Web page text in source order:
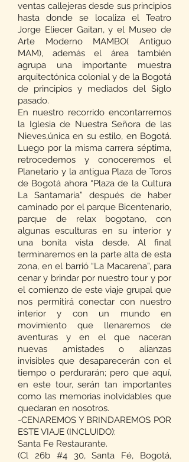
ventas callejeras desde sus principios
hasta donde se localiza el Teatro
Jorge Eliecer Gaitan, y el Museo de
Arte Moderno MAMBO( Antiguo
MAM), además el área también
agrupa una importante muestra
arquitectónica colonial y de la Bogotá
de principios y mediados del Siglo
pasado.
En nuestro recorrido encontarremos
la Iglesia de Nuestra Señora de las
Nieves,única en su estilo, en Bogotá.
Luego por la misma carrera séptima,
retrocedemos y conoceremos el
Planetario y la antigua Plaza de Toros
de Bogotá ahora “Plaza de la Cultura
La Santamaría” después de haber
caminado por el parque Bicentenario,
parque de relax bogotano, con
algunas esculturas en su interior y
una bonita vista desde. Al final
terminaremos en la parte alta de esta
zona, en el barrió “La Macarena”, para
cenar y brindar por nuestro tour y por
el comienzo de este viaje grupal que
nos permitirá conectar con nuestro
interior y con un mundo en
movimiento que llenaremos de
aventuras y en el que naceran
nuevas amistades o alianzas
invisibles que desaparecerán con el
tiempo o perdurarán; pero que aquí,
en este tour, serán tan importantes
como las memorias inolvidables que
quedaran en nosotros.
-CENAREMOS Y BRINDAREMOS POR
ESTE VIAJE (INCLUIDO):
Santa Fe Restaurante.
(Cl 26b #4 30, Santa Fé, Bogotá,